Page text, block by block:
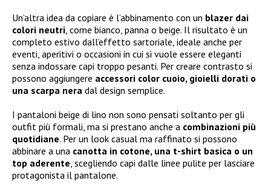
Un’altra idea da copiare è l’abbinamento con un blazer dai
colori neutri , come bianco, panna o beige. Il risultato è un
completo estivo dall’effetto sartoriale, ideale anche per
eventi, aperitivi o occasioni in cui si vuole essere eleganti
senza indossare capi troppo pesanti. Per creare contrasto si
possono aggiungere accessori color cuoio, gioielli dorati o
una scarpa nera dal design semplice.
I pantaloni beige di lino non sono pensati soltanto per gli
outfit più formali, ma si prestano anche a combinazioni più
quotidiane. Per un look casual ma raffinato si possono
abbinare a una canotta in cotone, una t-shirt basica o un
top aderente , scegliendo capi dalle linee pulite per lasciare
protagonista il pantalone.